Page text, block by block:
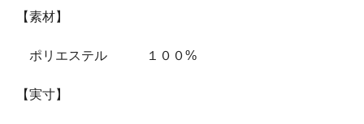
【素材】
ポリエステル １００%
【実寸】